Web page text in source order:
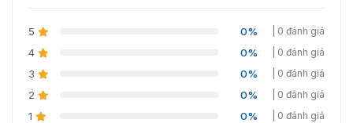
CE, FCC, KC, RoHS, REACH,
5 0% | 0 đánh giá
4 0% | 0 đánh giá
3 0% | 0 đánh giá
2 0% | 0 đánh giá
1 0% | 0 đánh giá